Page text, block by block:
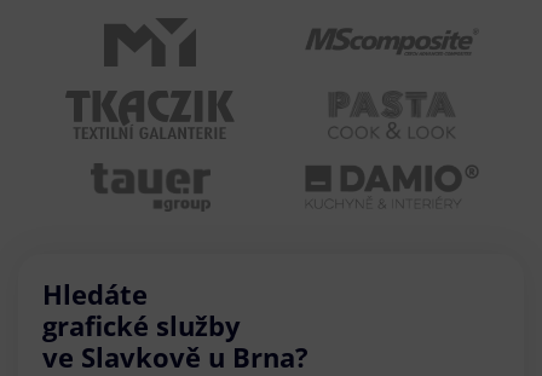
Hledáte
grafické služby
ve Slavkově u Brna?